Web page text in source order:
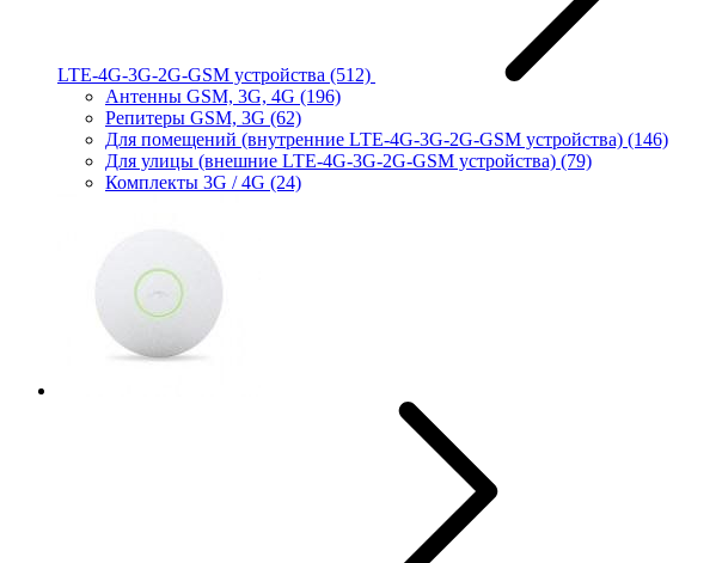
LTE-4G-3G-2G-GSM устройства (512)
Антенны GSM, 3G, 4G (196)
Репитеры GSM, 3G (62)
Для помещений (внутренние LTE-4G-3G-2G-GSM устройства) (146)
Для улицы (внешние LTE-4G-3G-2G-GSM устройства) (79)
Комплекты 3G / 4G (24)